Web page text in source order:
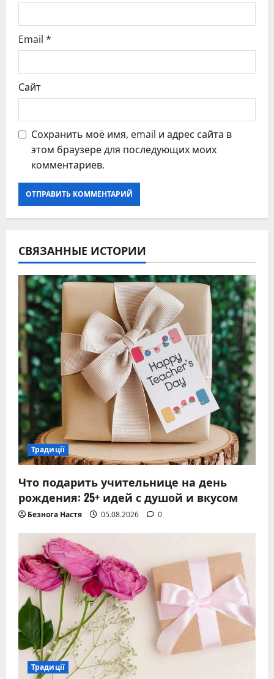
я
м
Email *
Сайт
Сохранить моё имя, email и адрес сайта в
этом браузере для последующих моих
комментариев.
СВЯЗАННЫЕ ИСТОРИИ
Традиції
Что подарить учительнице на день
рождения: 25+ идей с душой и вкусом
Безнога Настя 05.08.2026 0
Традиції